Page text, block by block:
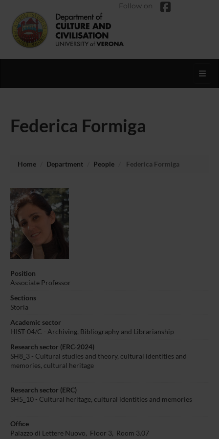
Follow on
Federica Formiga
Home Department People Federica Formiga
Position
Associate Professor
Sections
Storia
Academic sector
HIST-04/C - Archiving, Bibliography and Librarianship
Research sector (ERC-2024)
SH8_3 - Cultural studies and theory, cultural identities and
memories, cultural heritage
Research sector (ERC)
SH5_10 - Cultural heritage, cultural identities and memories
Office
Palazzo di Lettere Nuovo, Floor 3, Room 3.07